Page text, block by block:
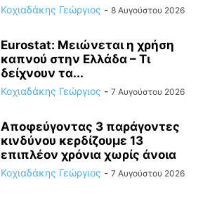
Κοχιαδάκης Γεώργιος - 8 Αυγούστου 2026
Eurostat: Μειώνεται η χρήση
καπνού στην Ελλάδα – Τι
δείχνουν τα...
Κοχιαδάκης Γεώργιος - 7 Αυγούστου 2026
Αποφεύγοντας 3 παράγοντες
κινδύνου κερδίζουμε 13
επιπλέον χρόνια χωρίς άνοια
Κοχιαδάκης Γεώργιος - 7 Αυγούστου 2026